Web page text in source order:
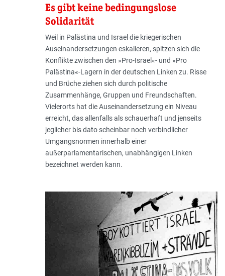
Es gibt keine bedingungslose
Solidarität
Weil in Palästina und Israel die kriegerischen
Auseinandersetzungen eskalieren, spitzen sich die
Konflikte zwischen den »Pro-Israel«- und »Pro
Palästina«-Lagern in der deutschen Linken zu. Risse
und Brüche ziehen sich durch politische
Zusammenhänge, Gruppen und Freundschaften.
Vielerorts hat die Auseinandersetzung ein Niveau
erreicht, das allenfalls als schauerhaft und jenseits
jeglicher bis dato scheinbar noch verbindlicher
Umgangsnormen innerhalb einer
außerparlamentarischen, unabhängigen Linken
bezeichnet werden kann.